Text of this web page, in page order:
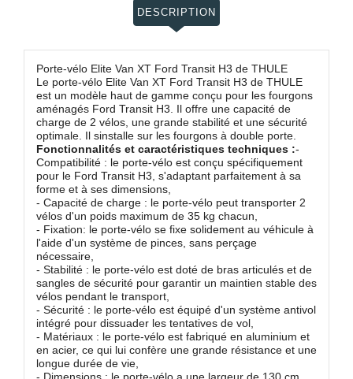
DESCRIPTION
Porte-vélo Elite Van XT Ford Transit H3 de THULE
Le porte-vélo Elite Van XT Ford Transit H3 de THULE
est un modèle haut de gamme conçu pour les fourgons
aménagés Ford Transit H3. Il offre une capacité de
charge de 2 vélos, une grande stabilité et une sécurité
optimale. Il sinstalle sur les fourgons à double porte.
Fonctionnalités et caractéristiques techniques :-
Compatibilité : le porte-vélo est conçu spécifiquement
pour le Ford Transit H3, s'adaptant parfaitement à sa
forme et à ses dimensions,
- Capacité de charge : le porte-vélo peut transporter 2
vélos d'un poids maximum de 35 kg chacun,
- Fixation: le porte-vélo se fixe solidement au véhicule à
l'aide d'un système de pinces, sans perçage
nécessaire,
- Stabilité : le porte-vélo est doté de bras articulés et de
sangles de sécurité pour garantir un maintien stable des
vélos pendant le transport,
- Sécurité : le porte-vélo est équipé d'un système antivol
intégré pour dissuader les tentatives de vol,
- Matériaux : le porte-vélo est fabriqué en aluminium et
en acier, ce qui lui confère une grande résistance et une
longue durée de vie,